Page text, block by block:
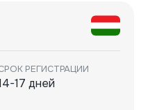
РЕГИСТРАЦИИ
17 дней